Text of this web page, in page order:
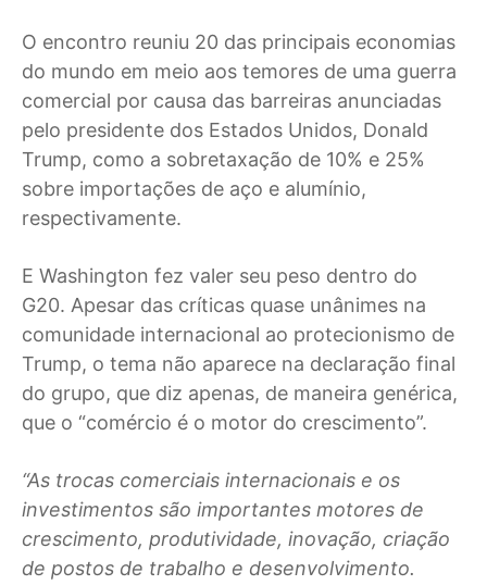
O encontro reuniu 20 das principais economias
do mundo em meio aos temores de uma guerra
comercial por causa das barreiras anunciadas
pelo presidente dos Estados Unidos, Donald
Trump, como a sobretaxação de 10% e 25%
sobre importações de aço e alumínio,
respectivamente.
E Washington fez valer seu peso dentro do
G20. Apesar das críticas quase unânimes na
comunidade internacional ao protecionismo de
Trump, o tema não aparece na declaração final
do grupo, que diz apenas, de maneira genérica,
que o “comércio é o motor do crescimento”.
“As trocas comerciais internacionais e os
investimentos são importantes motores de
crescimento, produtividade, inovação, criação
de postos de trabalho e desenvolvimento.